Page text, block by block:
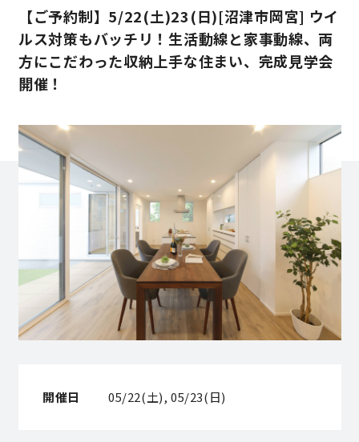
営業時間／10:00～20:00 定休日／年末年始
タップで電話をかける
来店・見学予約
OWNER’S SITE オーナーズサイト
nattokuグループコーポレートサイト
【ご予約制】5/22(土)23(日)[沼津市岡宮] ウイ
ルス対策もバッチリ！生活動線と家事動線、両
方にこだわった収納上手な住まい、完成見学会
開催！
開催日 05/22(土), 05/23(日)